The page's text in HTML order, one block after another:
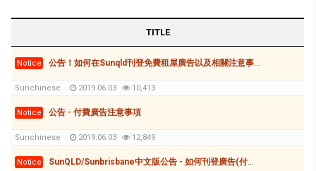
TITLE
Notice 公告！如何在Sunqld刊登免費租屋廣告以及相關注意事項
Sunchinese 2019.06.03 10,413
Notice 公告 - 付費廣告注意事項
Sunchinese 2019.06.03 12,849
Notice SunQLD/Sunbrisbane中文版公告 - 如何刊登廣告(付費和免費)